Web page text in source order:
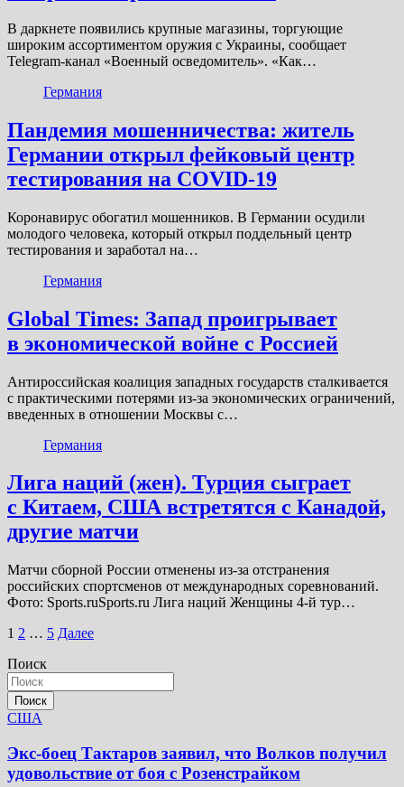
В даркнете появились крупные магазины, торгующие
широким ассортиментом оружия с Украины, сообщает
Telegram-канал «Военный осведомитель». «Как…
Германия
Пандемия мошенничества: житель
Германии открыл фейковый центр
тестирования на COVID-19
Коронавирус обогатил мошенников. В Германии осудили
молодого человека, который открыл поддельный центр
тестирования и заработал на…
Германия
Global Times: Запад проигрывает
в экономической войне с Россией
Антироссийская коалиция западных государств сталкивается
с практическими потерями из-за экономических ограничений,
введенных в отношении Москвы с…
Германия
Лига наций (жен). Турция сыграет
с Китаем, США встретятся с Канадой,
другие матчи
Матчи сборной России отменены из-за отстранения
российских спортсменов от международных соревнований.
Фото: Sports.ruSports.ru Лига наций Женщины 4-й тур…
Пагинация
записей
1 2 … 5 Далее
Поиск
Поиск
США
Экс-боец Тактаров заявил, что Волков получил
удовольствие от боя с Розенстрайком